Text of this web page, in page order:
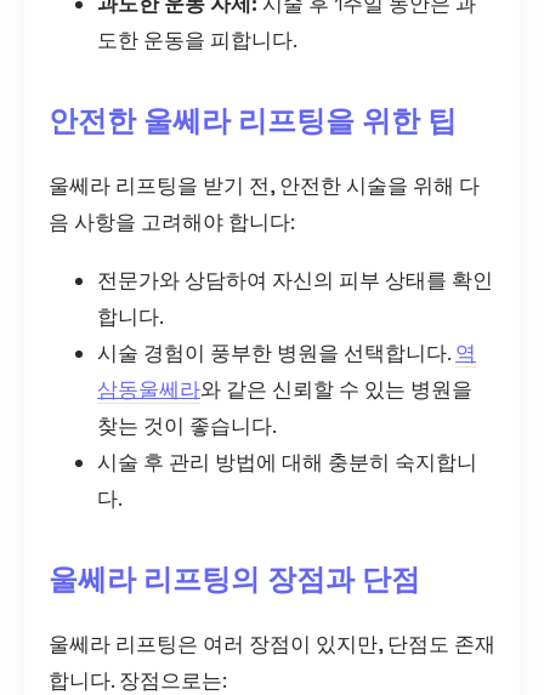
도한 운동을 피합니다.
안전한 울쎄라 리프팅을 위한 팁
울쎄라 리프팅을 받기 전, 안전한 시술을 위해 다
음 사항을 고려해야 합니다:
전문가와 상담하여 자신의 피부 상태를 확인
합니다.
시술 경험이 풍부한 병원을 선택합니다. 역
삼동울쎄라와 같은 신뢰할 수 있는 병원을
찾는 것이 좋습니다.
시술 후 관리 방법에 대해 충분히 숙지합니
다.
울쎄라 리프팅의 장점과 단점
울쎄라 리프팅은 여러 장점이 있지만, 단점도 존재
합니다. 장점으로는: